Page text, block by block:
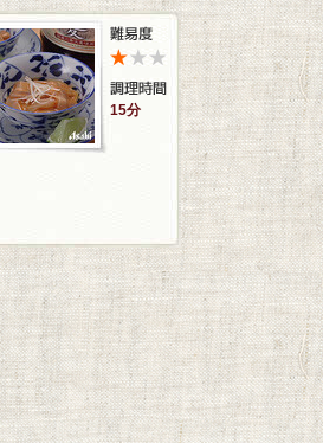
15分